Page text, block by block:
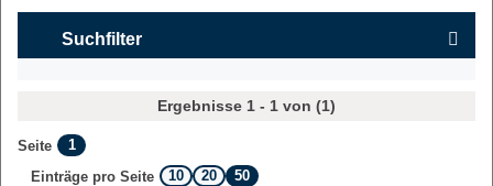
Suchfilter
Ergebnisse 1 - 1 von (1)
Seite
1
Einträge pro Seite
10 20 50